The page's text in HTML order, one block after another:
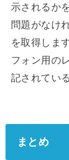
示されるか
問題がなけ
を取得しま
フォン用の
記されてい
まとめ